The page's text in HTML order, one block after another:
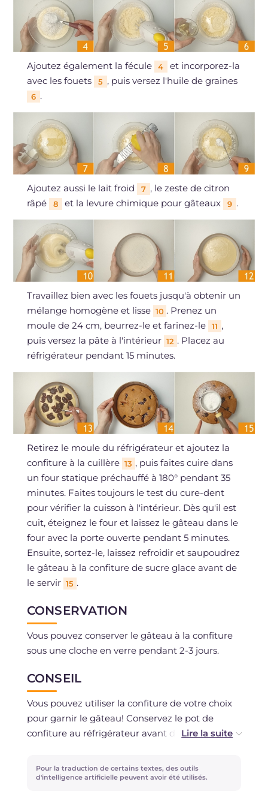
Ajoutez également la fécule 4
et incorporez-la
avec les fouets
5 , puis versez l'huile de graines
6 .
Ajoutez aussi le lait froid 7 , le zeste de citron
râpé
8 et la levure chimique pour gâteaux 9 .
Travaillez bien avec les fouets jusqu'à obtenir un
mélange homogène et lisse 10 . Prenez un
moule de 24 cm, beurrez-le et farinez-le
11 ,
puis versez la pâte à l'intérieur 12 . Placez au
réfrigérateur pendant 15 minutes.
Retirez le moule du réfrigérateur et ajoutez la
confiture à la cuillère 13 , puis faites cuire dans
un four statique préchauffé à 180° pendant 35
minutes. Faites toujours le test du cure-dent
pour vérifier la cuisson à l'intérieur. Dès qu'il est
cuit, éteignez le four et laissez le gâteau dans le
four avec la porte ouverte pendant 5 minutes.
Ensuite, sortez-le, laissez refroidir et saupoudrez
le gâteau à la confiture de sucre glace avant de
le servir 15 .
CONSERVATION
Vous pouvez conserver le gâteau à la confiture
sous une cloche en verre pendant 2-3 jours.
CONSEIL
Vous pouvez utiliser la confiture de votre choix
pour garnir le gâteau! Conservez le pot de
confiture au réfrigérateur avant de l'utiliser
vous rendrez son ajout à la pâte moins
"glissant", évitant qu'il ne coule pendant la
Pour la traduction de certains textes, des outils
d'intelligence artificielle peuvent avoir été utilisés.